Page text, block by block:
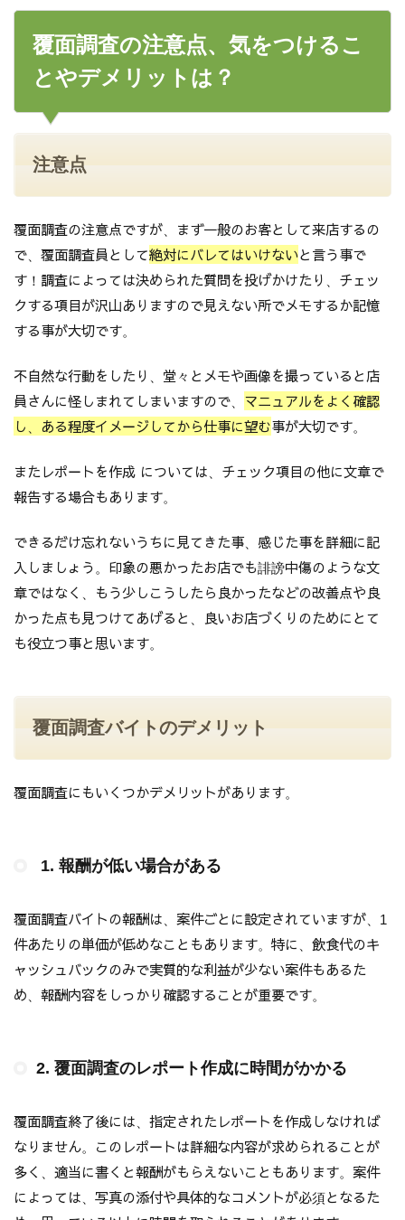
覆面調査の注意点、気をつけるこ
とやデメリットは？
注意点
覆面調査の注意点ですが、まず一般のお客として来店するの
で、覆面調査員として絶対にバレてはいけないと言う事で
す！調査によっては決められた質問を投げかけたり、チェッ
クする項目が沢山ありますので見えない所でメモするか記憶
する事が大切です。
不自然な行動をしたり、堂々とメモや画像を撮っていると店
員さんに怪しまれてしまいますので、 マニュアルをよく確認
し、ある程度イメージしてから仕事に望む事が大切です。
またレポートを作成 については、チェック項目の他に文章で
報告する場合もあります。
できるだけ忘れないうちに見てきた事、感じた事を詳細に記
入しましょう。印象の悪かったお店でも誹謗中傷のような文
章ではなく、もう少しこうしたら良かったなどの改善点や良
かった点も見つけてあげると、良いお店づくりのためにとて
も役立つ事と思います。
覆面調査バイトのデメリット
覆面調査にもいくつかデメリットがあります。
1. 報酬が低い場合がある
覆面調査バイトの報酬は、案件ごとに設定されていますが、1
件あたりの単価が低めなこともあります。特に、飲食代のキ
ャッシュバックのみで実質的な利益が少ない案件もあるた
め、報酬内容をしっかり確認することが重要です。
2. 覆面調査のレポート作成に時間がかかる
覆面調査終了後には、指定されたレポートを作成しなければ
なりません。このレポートは詳細な内容が求められることが
多く、適当に書くと報酬がもらえないこともあります。案件
によっては、写真の添付や具体的なコメントが必須となるた